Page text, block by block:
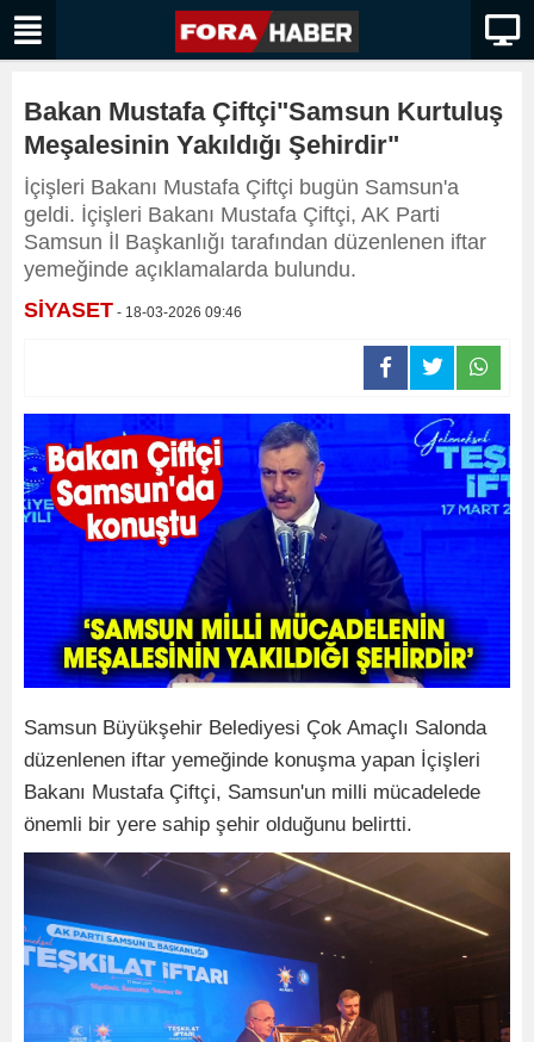
Bakan Mustafa Çiftçi"Samsun Kurtuluş
Meşalesinin Yakıldığı Şehirdir"
İçişleri Bakanı Mustafa Çiftçi bugün Samsun'a
geldi. İçişleri Bakanı Mustafa Çiftçi, AK Parti
Samsun İl Başkanlığı tarafından düzenlenen iftar
yemeğinde açıklamalarda bulundu.
SİYASET - 18-03-2026 09:46
Samsun Büyükşehir Belediyesi Çok Amaçlı Salonda
düzenlenen iftar yemeğinde konuşma yapan İçişleri
Bakanı Mustafa Çiftçi, Samsun'un milli mücadelede
önemli bir yere sahip şehir olduğunu belirtti.